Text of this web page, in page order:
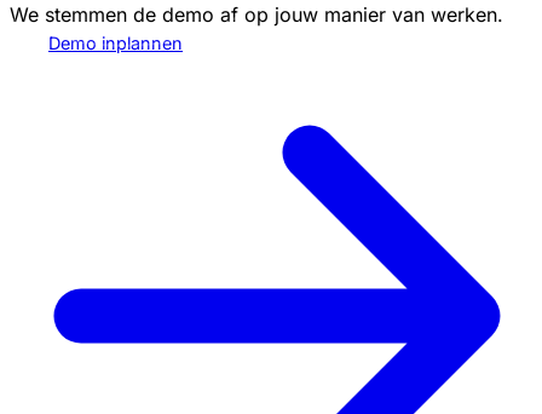
We stemmen de demo af op jouw manier van werken.
Demo inplannen